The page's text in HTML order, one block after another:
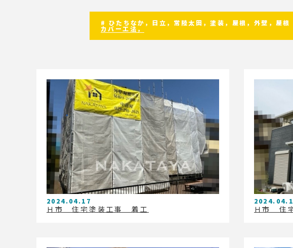
# ひたちなか，日立，常陸太田，塗装，屋根，外壁，屋根
カバー工法，
2024.04.17
Ｈ市 住宅塗装工事 着工 Ｈ市 住